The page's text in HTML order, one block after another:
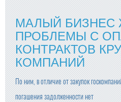
МАЛЫЙ БИЗНЕС
ПРОБЛЕМЫ С
КОНТРАКТОВ
КОМПАНИЙ
По ним, в отличие от закупок
погашения задолженности нет